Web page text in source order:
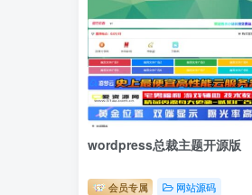
wordpress总裁主题开源版
会员专属 网站源码